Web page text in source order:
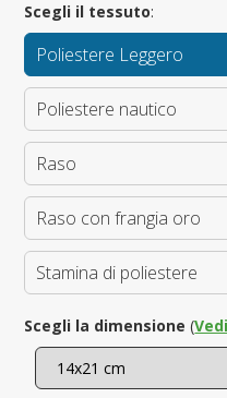
Scegli il tessuto:
Poliestere Leggero
Poliestere nautico
Raso
Raso con frangia oro
Stamina di poliestere
Scegli la dimensione (